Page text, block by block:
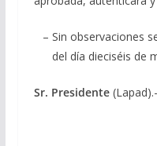
– Sin observaciones
del día dieciséis de
Sr. Presidente